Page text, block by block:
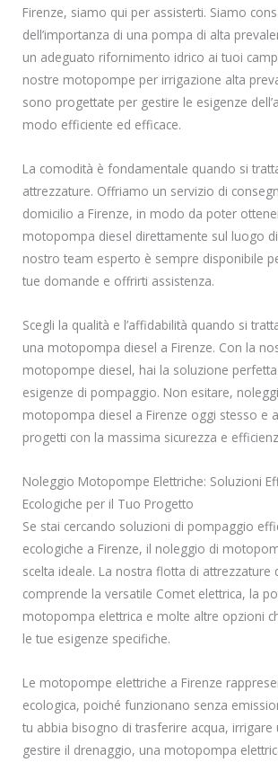
Firenze, siamo qui per assisterti. Siamo
dell’importanza di una pompa di alta
un adeguato rifornimento idrico ai tuoi
nostre motopompe per irrigazione alta
sono progettate per gestire le esigenze
modo efficiente ed efficace.
La comodità è fondamentale quando si
attrezzature. Offriamo un servizio di
domicilio a Firenze, in modo da poter
motopompa diesel direttamente sul luogo
nostro team esperto è sempre disponibile
tue domande e offrirti assistenza.
Scegli la qualità e l’affidabilità quando si
una motopompa diesel a Firenze. Con la
motopompe diesel, hai la soluzione
esigenze di pompaggio. Non esitare,
motopompa diesel a Firenze oggi stesso e
progetti con la massima sicurezza e
Noleggio Motopompe Elettriche: Soluzioni
Ecologiche per il Tuo Progetto
Se stai cercando soluzioni di pompaggio
ecologiche a Firenze, il noleggio di
scelta ideale. La nostra flotta di attrezzature
comprende la versatile Comet elettrica, la
motopompa elettrica e molte altre opzioni
le tue esigenze specifiche.
Le motopompe elettriche a Firenze
ecologica, poiché funzionano senza
tu abbia bisogno di trasferire acqua, irrigare
gestire il drenaggio, una motopompa